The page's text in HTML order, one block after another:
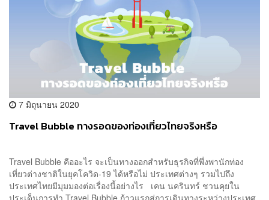
7 มิถุนายน 2020
Travel Bubble ทางรอดของท่องเที่ยวไทยจริงหรือ
Travel Bubble คืออะไร จะเป็นทางออกสำหรับธุรกิจที่พึ่งพานักท่อง
เที่ยวต่างชาติในยุคโควิด-19 ได้หรือไม่ ประเทศต่างๆ รวมไปถึง
ประเทศไทยมีมุมมองต่อเรื่องนี้อย่างไร เคน นครินทร์ ชวนคุยใน